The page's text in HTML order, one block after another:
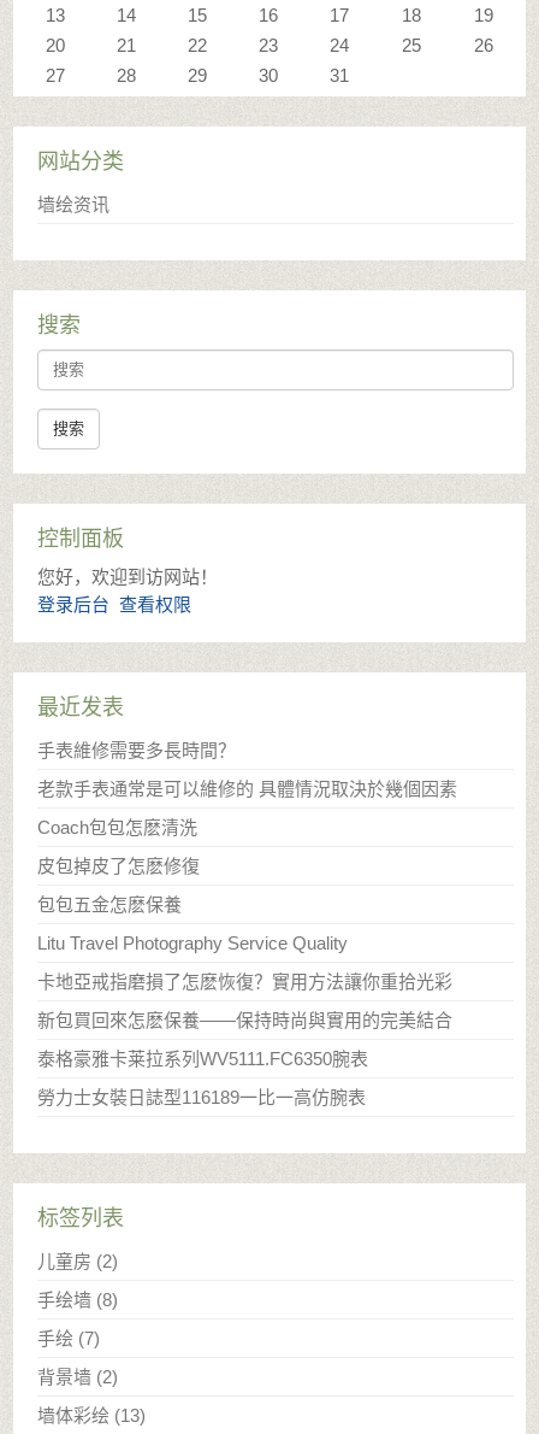
13
14 15 16 17 18
19
20
21 22 23 24 25
26
27
28 29 30 31
网站分类
墙绘资讯
搜索
search
控制面板
您好，欢迎到访网站！
登录后台 查看权限
最近发表
手表維修需要多長時間？
老款手表通常是可以維修的 具體情況取決於幾個因素
​Coach包包怎麽清洗
​皮包掉皮了怎麽修復
包包五金怎麽保養
Litu Travel Photography Service Quality
卡地亞戒指磨損了怎麽恢復？實用方法讓你重拾光彩
新包買回來怎麽保養——保持時尚與實用的完美結合
泰格豪雅卡莱拉系列WV5111.FC6350腕表
勞力士女裝日誌型116189一比一高仿腕表
标签列表
儿童房 (2)
手绘墙 (8)
手绘 (7)
背景墙 (2)
墙体彩绘 (13)